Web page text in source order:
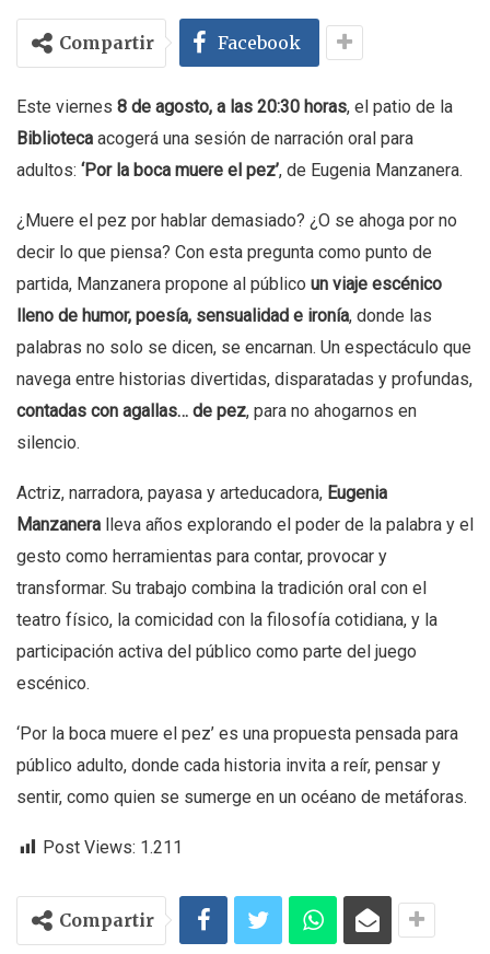
Compartir Facebook
Este viernes 8 de agosto, a las 20:30 horas, el patio de la
Biblioteca acogerá una sesión de narración oral para
adultos: ‘Por la boca muere el pez’, de Eugenia Manzanera.
¿Muere el pez por hablar demasiado? ¿O se ahoga por no
decir lo que piensa? Con esta pregunta como punto de
partida, Manzanera propone al público un viaje escénico
lleno de humor, poesía, sensualidad e ironía, donde las
palabras no solo se dicen, se encarnan. Un espectáculo que
navega entre historias divertidas, disparatadas y profundas,
contadas con agallas… de pez, para no ahogarnos en
silencio.
Actriz, narradora, payasa y arteducadora, Eugenia
Manzanera lleva años explorando el poder de la palabra y el
gesto como herramientas para contar, provocar y
transformar. Su trabajo combina la tradición oral con el
teatro físico, la comicidad con la filosofía cotidiana, y la
participación activa del público como parte del juego
escénico.
‘Por la boca muere el pez’ es una propuesta pensada para
público adulto, donde cada historia invita a reír, pensar y
sentir, como quien se sumerge en un océano de metáforas.
Post Views: 1.211
Compartir